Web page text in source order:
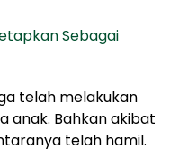
Sebagai
telah melakukan
anak. Bahkan akibat
telah hamil.